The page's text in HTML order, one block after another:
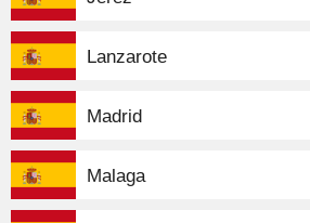
Lanzarote
Madrid
Malaga